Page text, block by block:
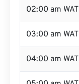
02:00 am WAT
03:00 am WAT
04:00 am WAT